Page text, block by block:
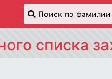
Поиск по
списка